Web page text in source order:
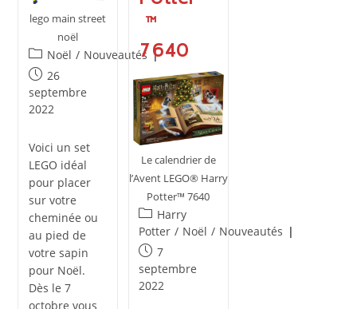
lego main street
noël
Post
category:
Noël / Nouveautés
Publication
publiée :
26
septembre
2022
Voici un set
LEGO idéal
pour placer
sur votre
cheminée ou
au pied de
votre sapin
pour Noël.
Dès le 7
octobre vous
™
7640
Le calendrier de
l’Avent LEGO® Harry
Potter™ 7640
Post
category:
Harry
Potter / Noël / Nouveautés
Publication
publiée :
7
septembre
2022